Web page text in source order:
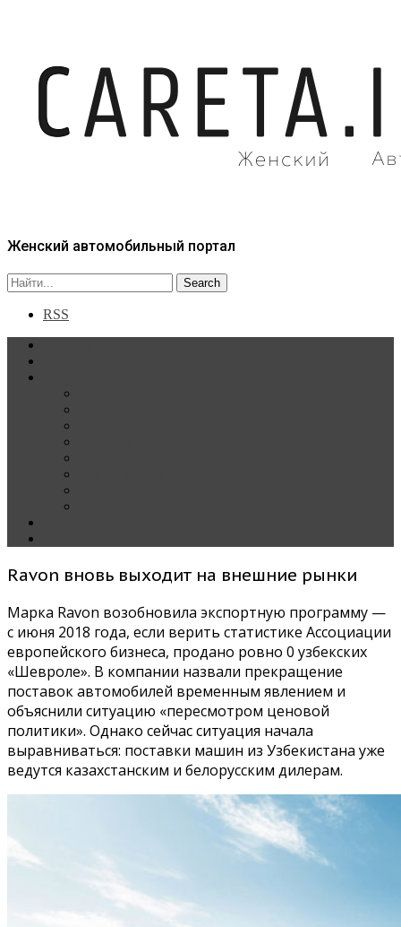
Женский автомобильный портал
RSS
Ravon вновь выходит на внешние рынки
Марка Ravon возобновила экспортную программу —
с июня 2018 года, если верить статистике Ассоциации
европейского бизнеса, продано ровно 0 узбекских
«Шевроле». В компании назвали прекращение
поставок автомобилей временным явлением и
объяснили ситуацию «пересмотром ценовой
политики». Однако сейчас ситуация начала
выравниваться: поставки машин из Узбекистана уже
ведутся казахстанским и белорусским дилерам.